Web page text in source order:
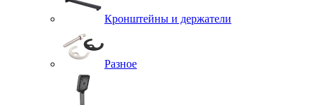
Кронштейны и держатели
Разное